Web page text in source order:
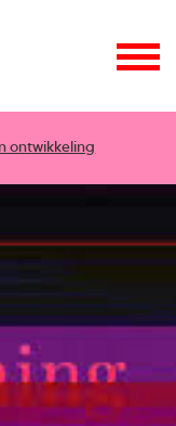
ontwikkeling